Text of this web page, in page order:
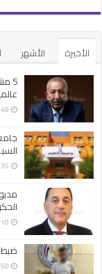
الأخيرة الأشهر
4:49 م | 9
4:35 م | 9
4:10 م | 9
ضبط
3:50 م | 9